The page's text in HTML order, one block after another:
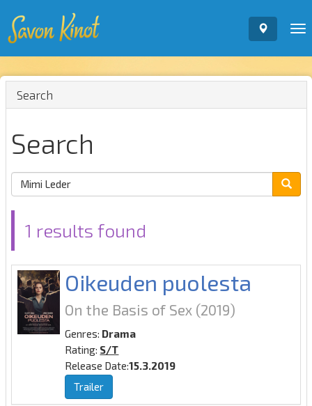
Search
Search
1 results found
Oikeuden puolesta
On the Basis of Sex (2019)
Genres: Drama
Rating: S/T
Release Date:15.3.2019
Trailer